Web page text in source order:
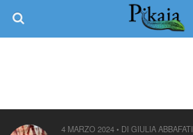
4 MARZO 2024 • DI GIULIA ABBAFATI